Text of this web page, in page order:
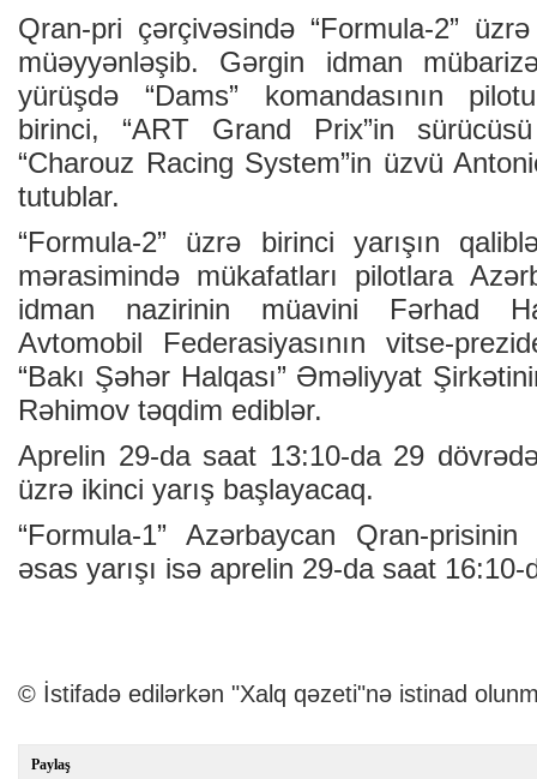
Qran-pri çərçivəsində “Formula-2”
müəyyənləşib. Gərgin idman
yürüşdə “Dams” komandasının
birinci, “ART Grand Prix”in
“Charouz Racing System”in üzvü
tutublar.
“Formula-2” üzrə birinci yarışın
mərasimində mükafatları pilotlara
idman nazirinin müavini Fərhad
Avtomobil Federasiyasının vitse-
“Bakı Şəhər Halqası” Əməliyyat
Rəhimov təqdim ediblər.
Aprelin 29-da saat 13:10-da 29
üzrə ikinci yarış başlayacaq.
“Formula-1” Azərbaycan Qran-
əsas yarışı isə aprelin 29-da saat
© İstifadə edilərkən "Xalq qəzeti"nə istinad
Paylaş